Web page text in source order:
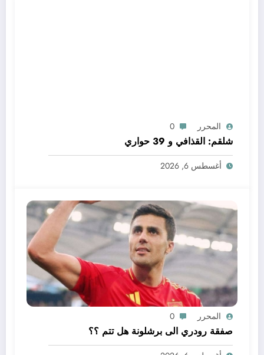
المحرر 0
شلقم: القذافي و 39 حواري
أغسطس 6, 2026
المحرر 0
صفقة رودري الى برشلونة هل تتم ؟؟